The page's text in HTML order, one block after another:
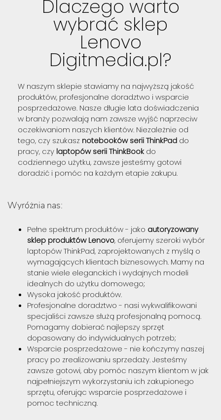
Dlaczego warto
wybrać sklep
Lenovo
Digitmedia.pl?
W naszym sklepie stawiamy na najwyższą jakość
produktów, profesjonalne doradztwo i wsparcie
posprzedażowe. Nasze długie lata doświadczenia
w branży pozwalają nam zawsze wyjść naprzeciw
oczekiwaniom naszych klientów. Niezależnie od
tego, czy szukasz notebooków serii ThinkPaddo
pracy, czy laptopów serii ThinkBookdo
codziennego użytku, zawsze jesteśmy gotowi
doradzić i pomóc na każdym etapie zakupu.
Wyróżnia nas:
Pełne spektrum produktów - jako autoryzowany
sklep produktów Lenovo, oferujemy szeroki wybór
laptopów ThinkPad, zaprojektowanych z myślą o
wymagających klientach biznesowych. Mamy na
stanie wiele eleganckich i wydajnych modeli
idealnych do użytku domowego;
Wysoka jakość produktów.
Profesjonalne doradztwo - nasi wykwalifikowani
specjaliści zawsze służą profesjonalną pomocą.
Pomagamy dobierać najlepszy sprzęt
dopasowany do indywidualnych potrzeb;
Wsparcie posprzedażowe - nie kończymy naszej
pracy po zrealizowaniu sprzedaży. Jesteśmy
zawsze gotowi, aby pomóc naszym klientom w jak
najpełniejszym wykorzystaniu ich zakupionego
sprzętu, oferując wsparcie posprzedażowe i
pomoc techniczną.